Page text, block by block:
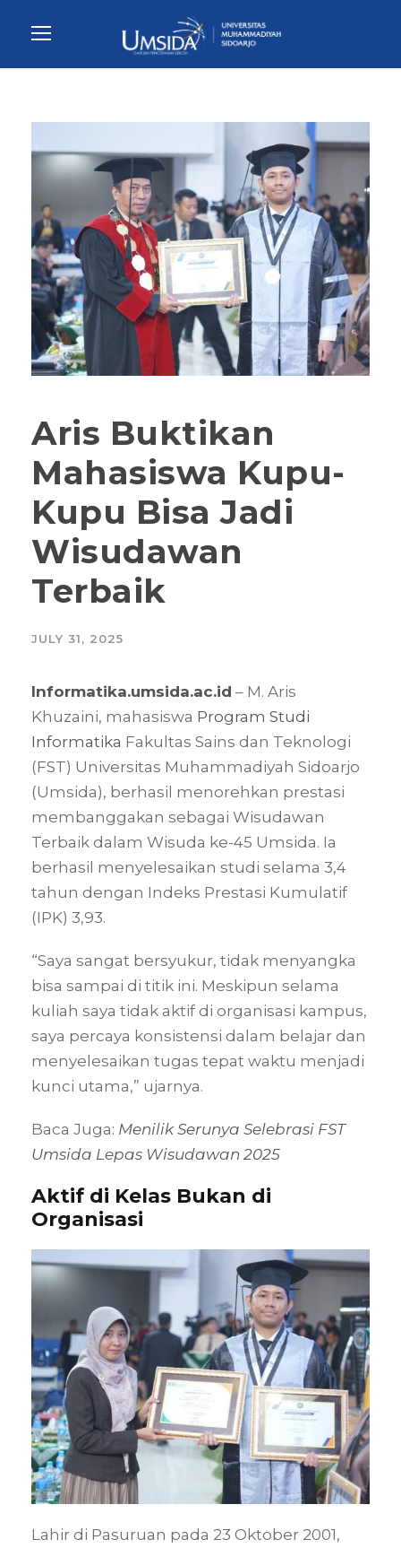
Aris Buktikan
Mahasiswa Kupu-
Kupu Bisa Jadi
Wisudawan
Terbaik
JULY 31, 2025
Informatika.umsida.ac.id – M. Aris
Khuzaini, mahasiswa Program Studi
Informatika Fakultas Sains dan Teknologi
(FST) Universitas Muhammadiyah Sidoarjo
(Umsida), berhasil menorehkan prestasi
membanggakan sebagai Wisudawan
Terbaik dalam Wisuda ke-45 Umsida. Ia
berhasil menyelesaikan studi selama 3,4
tahun dengan Indeks Prestasi Kumulatif
(IPK) 3,93.
“Saya sangat bersyukur, tidak menyangka
bisa sampai di titik ini. Meskipun selama
kuliah saya tidak aktif di organisasi kampus,
saya percaya konsistensi dalam belajar dan
menyelesaikan tugas tepat waktu menjadi
kunci utama,” ujarnya.
Baca Juga: Menilik Serunya Selebrasi FST
Umsida Lepas Wisudawan 2025
Aktif di Kelas Bukan di
Organisasi
Lahir di Pasuruan pada 23 Oktober 2001,